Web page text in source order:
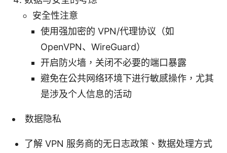
安全性注意
使用强加密的 VPN/代理协议（如
OpenVPN、WireGuard）
开启防火墙，关闭不必要的端口暴露
避免在公共网络环境下进行敏感操作，尤其
是涉及个人信息的活动
数据隐私
了解 VPN 服务商的无日志政策、数据处理方式